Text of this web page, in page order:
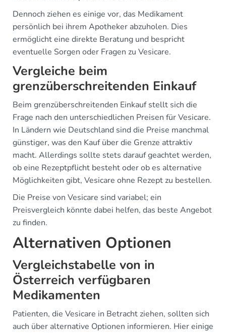
Dennoch ziehen es einige vor, das Medikament
persönlich bei ihrem Apotheker abzuholen. Dies
ermöglicht eine direkte Beratung und bespricht
eventuelle Sorgen oder Fragen zu Vesicare.
Vergleiche beim
grenzüberschreitenden Einkauf
Beim grenzüberschreitenden Einkauf stellt sich die
Frage nach den unterschiedlichen Preisen für Vesicare.
In Ländern wie Deutschland sind die Preise manchmal
günstiger, was den Kauf über die Grenze attraktiv
macht. Allerdings sollte stets darauf geachtet werden,
ob eine Rezeptpflicht besteht oder ob es alternative
Möglichkeiten gibt, Vesicare ohne Rezept zu bestellen.
Die Preise von Vesicare sind variabel; ein
Preisvergleich könnte dabei helfen, das beste Angebot
zu finden.
Alternativen Optionen
Vergleichstabelle von in
Österreich verfügbaren
Medikamenten
Patienten, die Vesicare in Betracht ziehen, sollten sich
auch über alternative Optionen informieren. Hier einige